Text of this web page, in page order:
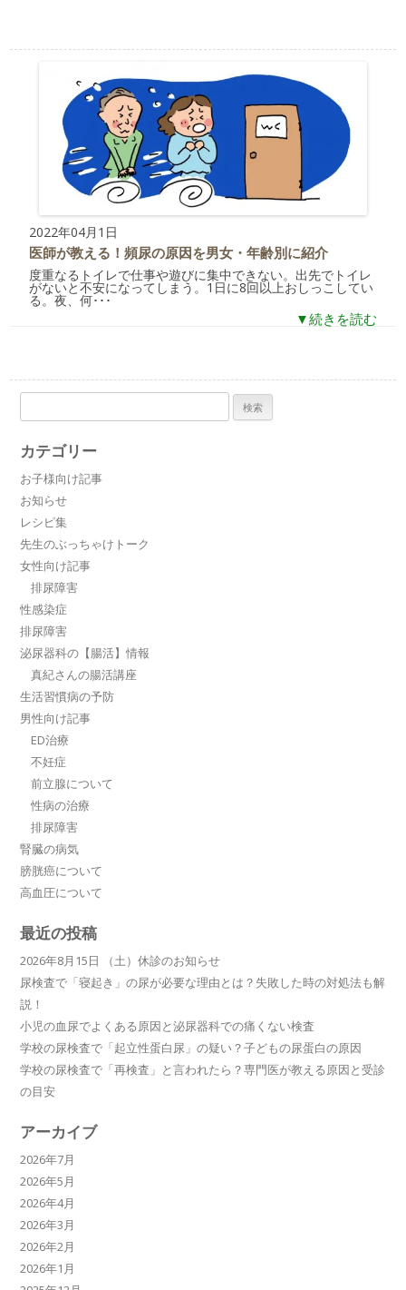
2022年04月1日
医師が教える！頻尿の原因を男女・年齢別に紹介
度重なるトイレで仕事や遊びに集中できない。出先でトイレ
がないと不安になってしまう。1日に8回以上おしっこしてい
る。夜、何･･･
▼続きを読む
索:
カテゴリー
お子様向け記事
お知らせ
レシピ集
先生のぶっちゃけトーク
女性向け記事
排尿障害
性感染症
排尿障害
泌尿器科の【腸活】情報
真紀さんの腸活講座
生活習慣病の予防
男性向け記事
ED治療
不妊症
前立腺について
性病の治療
排尿障害
腎臓の病気
膀胱癌について
高血圧について
最近の投稿
2026年8月15日 （土）休診のお知らせ
尿検査で「寝起き」の尿が必要な理由とは？失敗した時の対処法も解
説！
小児の血尿でよくある原因と泌尿器科での痛くない検査
学校の尿検査で「起立性蛋白尿」の疑い？子どもの尿蛋白の原因
学校の尿検査で「再検査」と言われたら？専門医が教える原因と受診
の目安
アーカイブ
2026年7月
2026年5月
2026年4月
2026年3月
2026年2月
2026年1月